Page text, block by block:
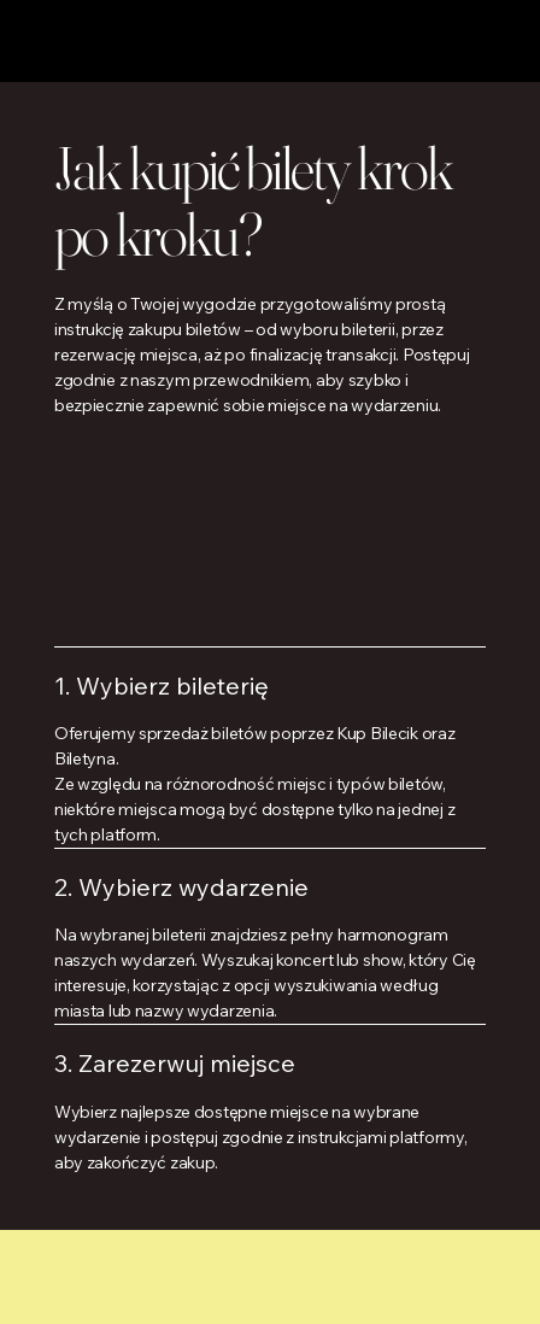
Jak kupić bilety krok
po kroku?
Z myślą o Twojej wygodzie przygotowaliśmy prostą
instrukcję zakupu biletów – od wyboru bileterii, przez
rezerwację miejsca, aż po finalizację transakcji. Postępuj
zgodnie z naszym przewodnikiem, aby szybko i
bezpiecznie zapewnić sobie miejsce na wydarzeniu.
1. Wybierz bileterię
Oferujemy sprzedaż biletów poprzez Kup Bilecik oraz
Biletyna.
Ze względu na różnorodność miejsc i typów biletów,
niektóre miejsca mogą być dostępne tylko na jednej z
tych platform.
2. Wybierz wydarzenie
Na wybranej bileterii znajdziesz pełny harmonogram
naszych wydarzeń. Wyszukaj koncert lub show, który Cię
interesuje, korzystając z opcji wyszukiwania według
miasta lub nazwy wydarzenia.
3. Zarezerwuj miejsce
Wybierz najlepsze dostępne miejsce na wybrane
wydarzenie i postępuj zgodnie z instrukcjami platformy,
aby zakończyć zakup.